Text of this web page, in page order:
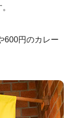
600円のカレー